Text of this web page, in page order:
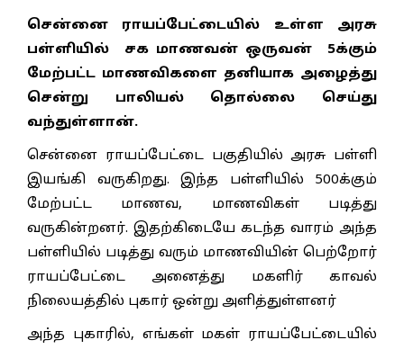
சென்னை ராயப்பேட்டையில் உள்ள அரசு
பள்ளியில் சக மாணவன் ஒருவன் 5க்கும்
மேற்பட்ட மாணவிகளை தனியாக அழைத்து
சென்று பாலியல் தொல்லை செய்து
வந்துள்ளான்.
சென்னை ராயப்பேட்டை பகுதியில் அரசு பள்ளி
இயங்கி வருகிறது. இந்த பள்ளியில் 500க்கும்
மேற்பட்ட மாணவ, மாணவிகள் படித்து
வருகின்றனர். இதற்கிடையே கடந்த வாரம் அந்த
பள்ளியில் படித்து வரும் மாணவியின் பெற்றோர்
ராயப்பேட்டை அனைத்து மகளிர் காவல்
நிலையத்தில் புகார் ஒன்று அளித்துள்ளனர்
அந்த புகாரில், எங்கள் மகள் ராயப்பேட்டையில்